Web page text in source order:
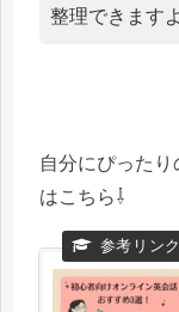
整理できますよ
自分にぴったり
はこちら⇩